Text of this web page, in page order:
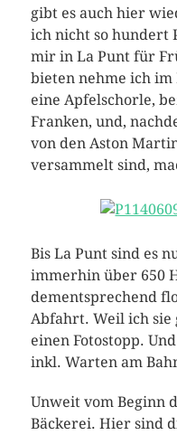
gibt es auch hier
ich nicht so hundert
mir in La Punt für
bieten nehme ich
eine Apfelschorle,
Franken, und,
von den Aston
versammelt sind,
Bis La Punt sind es
immerhin über 650
dementsprechend
Abfahrt. Weil ich
einen Fotostopp.
inkl. Warten am
Unweit vom Beginn
Bäckerei. Hier sind